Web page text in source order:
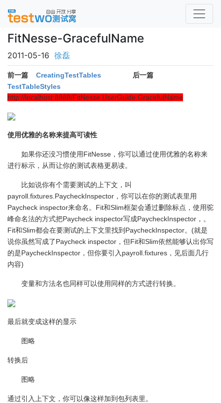
FitNesse-GracefulName
2011-05-16 徐磊
前一篇 CreatingTestTables 后一篇
TestTableStyles
http://localhost:8888/FitNesse.UserGuide .GracefulName
使用优雅的名称来提高可读性
如果你还没习惯使用 FitNesse ，你可以通过使用优雅的名称来
进行标示，从而让你的测试表格更易读。
比如说你有个需要测试的上下文，叫
payroll.fixtures.PaycheckInspector ，你可以在你的测试表里用
Paycheck inspector来命名。 Fit和Slim框架会通过删除标点，使用驼
峰命名法的方式把Paycheck inspector写成PaycheckInspector ，。
Fit和Slim都会在要测试的上下文里找到 PaycheckInspector。 (就是
说你虽然写成了 Paycheck inspector ，但Fit和Slim依然能够认出你写
的是PaycheckInspector ，但你要引入 payroll.fixtures ，见后面几行
内容)
变量和方法名也同样可以使用同样的方式进行转换。
最后就变成这样的显示
图略
转换后
图略
通过引入上下文，你可以像这样加到包列表里。